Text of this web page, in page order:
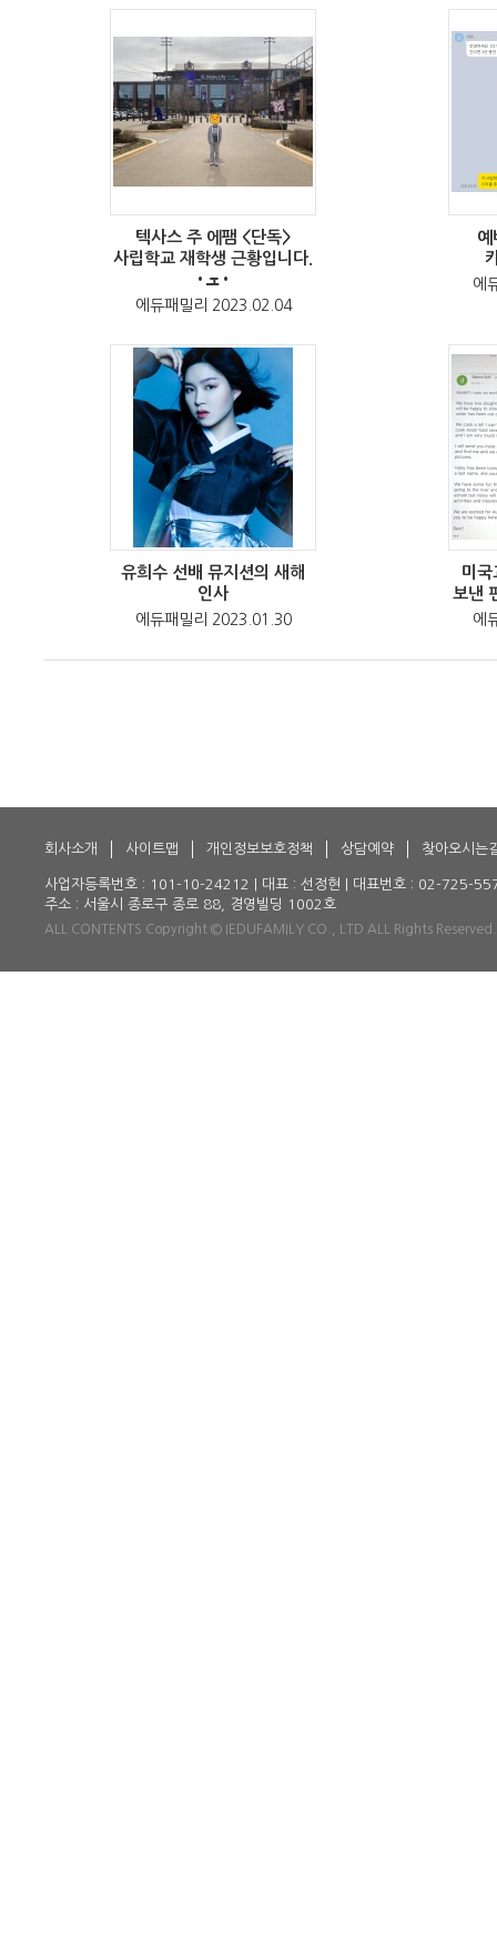
텍사스 주 에팸 <단독>
사립학교 재학생 근황입니다.
•ܫ•
에듀패밀리 2023.02.04
예
에
유희수 선배 뮤지션의 새해
인사
에듀패밀리 2023.01.30
미국
보낸
에
회사소개 사이트맵 개인정보보호정책 상담예약 찾아오시는
사업자등록번호 : 101-10-24212 | 대표 : 선정현 | 대표번호 : 02-725-
주소 : 서울시 종로구 종로 88, 경영빌딩 1002호
ALL CONTENTS Copyright © IEDUFAMILY CO., LTD ALL Rights Reserved.